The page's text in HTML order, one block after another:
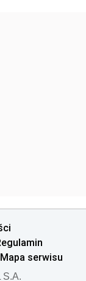
Mapa serwisu
S.A.